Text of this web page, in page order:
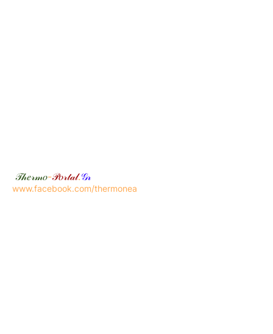
𝒯𝒽𝑒𝓇𝓂𝑜-𝒫𝑜𝓇𝓉𝒶𝓁.𝒢𝓇
www.facebook.com/thermonea